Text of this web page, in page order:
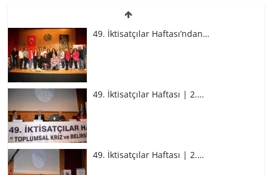
49. İktisatçılar Haftası’ndan…
49. İktisatçılar Haftası | 2.…
49. İktisatçılar Haftası | 2.…